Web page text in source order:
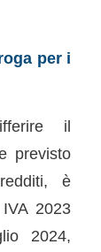
per i
il
previsto
è
2023
2024,